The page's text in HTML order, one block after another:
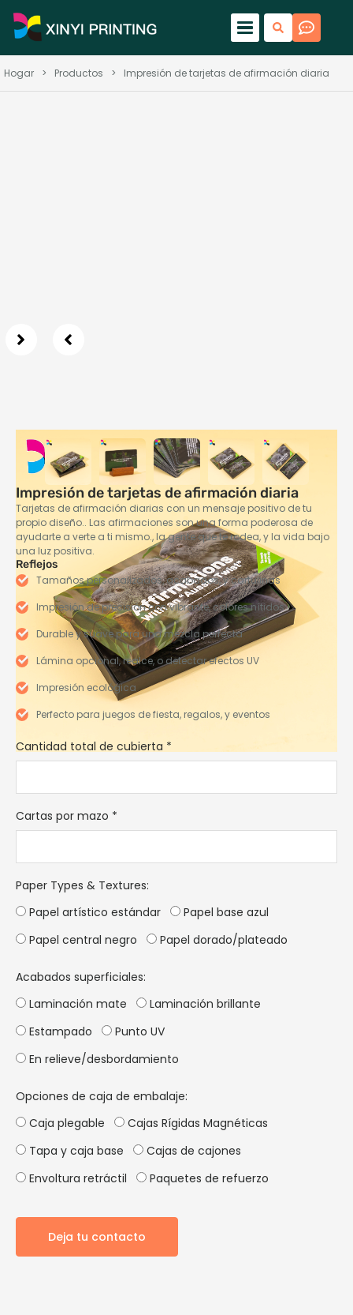
Hogar > Productos > Impresión de tarjetas de afirmación diaria
Impresión de tarjetas de afirmación diaria
Tarjetas de afirmación diarias con un mensaje positivo de tu
propio diseño.. Las afirmaciones son una forma poderosa de
ayudarte a verte a ti mismo., la gente que te rodea, y la vida bajo
una luz positiva.
Reflejos
Tamaños personalizados, acabados, y cartulinas
Impresión de precisión con vibrante, colores nítidos
Durable y suave para una mezcla perfecta
Lámina opcional, realce, o detectar efectos UV
Impresión ecológica
Perfecto para juegos de fiesta, regalos, y eventos
Cantidad total de cubierta *
Cartas por mazo *
Paper Types & Textures:
Papel artístico estándar
Papel base azul
Papel central negro
Papel dorado/plateado
Acabados superficiales:
Laminación mate
Laminación brillante
Estampado
Punto UV
En relieve/desbordamiento
Opciones de caja de embalaje:
Caja plegable
Cajas Rígidas Magnéticas
Tapa y caja base
Cajas de cajones
Envoltura retráctil
Paquetes de refuerzo
Deja tu contacto